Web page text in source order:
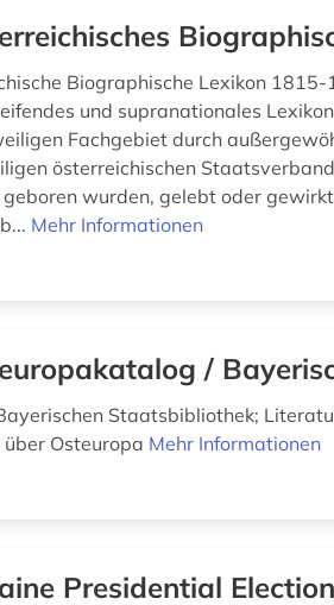
Biographische Lexikon
und supranationales
Fachgebiet durch
österreichischen
geboren wurden, gelebt oder
Mehr Informationen
/
Staatsbibliothek;
Osteuropa Mehr Informationen
Presidential